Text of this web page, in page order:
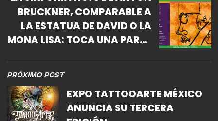
BRUCKNER, COMPARABLE A
LA ESTATUA DE DAVID O LA
MONA LISA: TOCA UNA PARTE
COMO NUNCA: SCOTT YOO.
PRÓXIMO POST
EXPO TATTOOARTE MÉXICO
ANUNCIA SU TERCERA